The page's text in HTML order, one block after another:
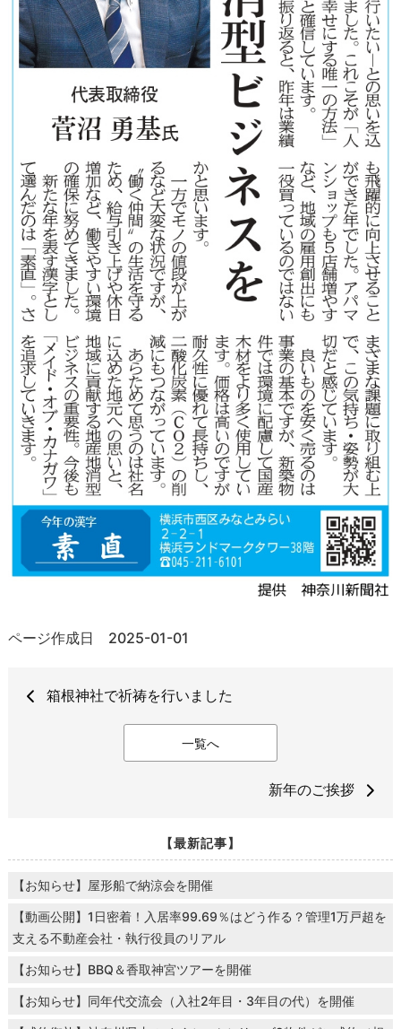
ページ作成日 2025-01-01
箱根神社で祈祷を行いました
一覧へ
新年のご挨拶
【最新記事】
【お知らせ】屋形船で納涼会を開催
【動画公開】1日密着！入居率99.69％はどう作る？管理1万戸超を
支える不動産会社・執行役員のリアル
【お知らせ】BBQ＆香取神宮ツアーを開催
【お知らせ】同年代交流会（入社2年目・3年目の代）を開催